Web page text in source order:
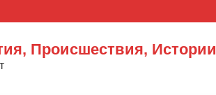
Происшествия, Истории